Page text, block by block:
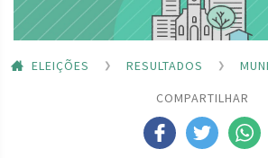
ELEIÇÕES RESULTADOS
COMPARTILHAR